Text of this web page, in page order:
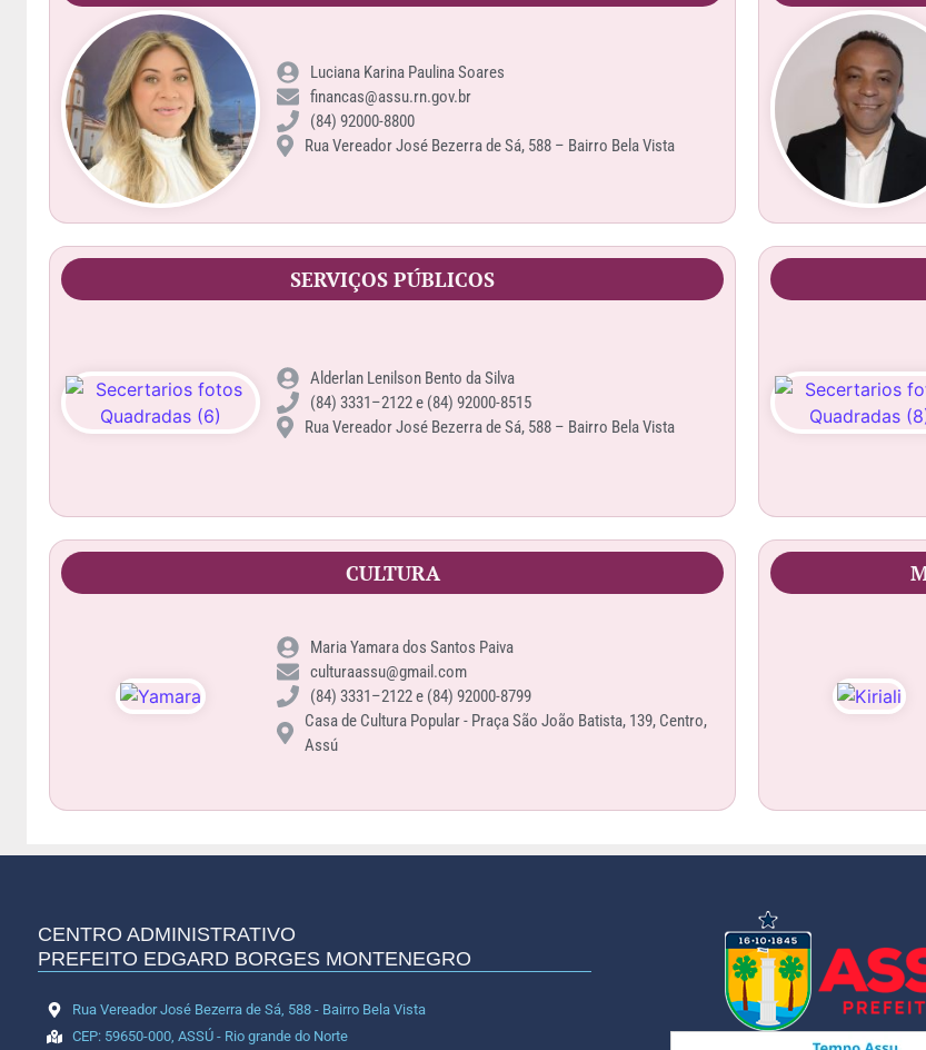
Luciana Karina Paulina Soares
financas@assu.rn.gov.br
(84) 92000-8800
Rua Vereador José Bezerra de Sá, 588 – Bairro Bela Vista
SERVIÇOS PÚBLICOS
Alderlan Lenilson Bento da Silva
(84) 3331–2122 e (84) 92000-8515
Rua Vereador José Bezerra de Sá, 588 – Bairro Bela Vista
CULTURA
Maria Yamara dos Santos Paiva
culturaassu@gmail.com
(84) 3331–2122 e (84) 92000-8799
Casa de Cultura Popular - Praça São João Batista, 139, Centro,
Assú
CENTRO ADMINISTRATIVO
PREFEITO EDGARD BORGES MONTENEGRO
Rua Vereador José Bezerra de Sá, 588 - Bairro Bela Vista
CEP: 59650-000, ASSÚ - Rio grande do Norte